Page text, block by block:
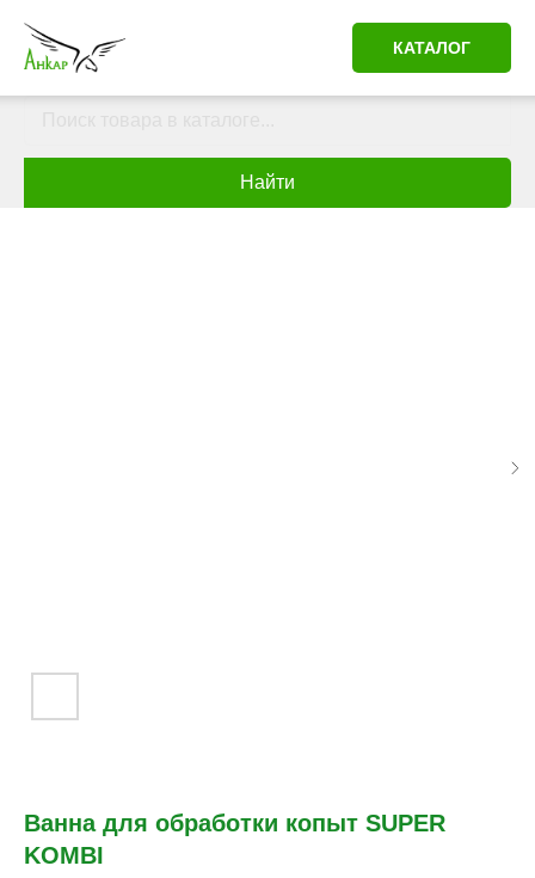
КАТАЛОГ
Найти
Ванна для обработки копыт SUPER
KOMBI